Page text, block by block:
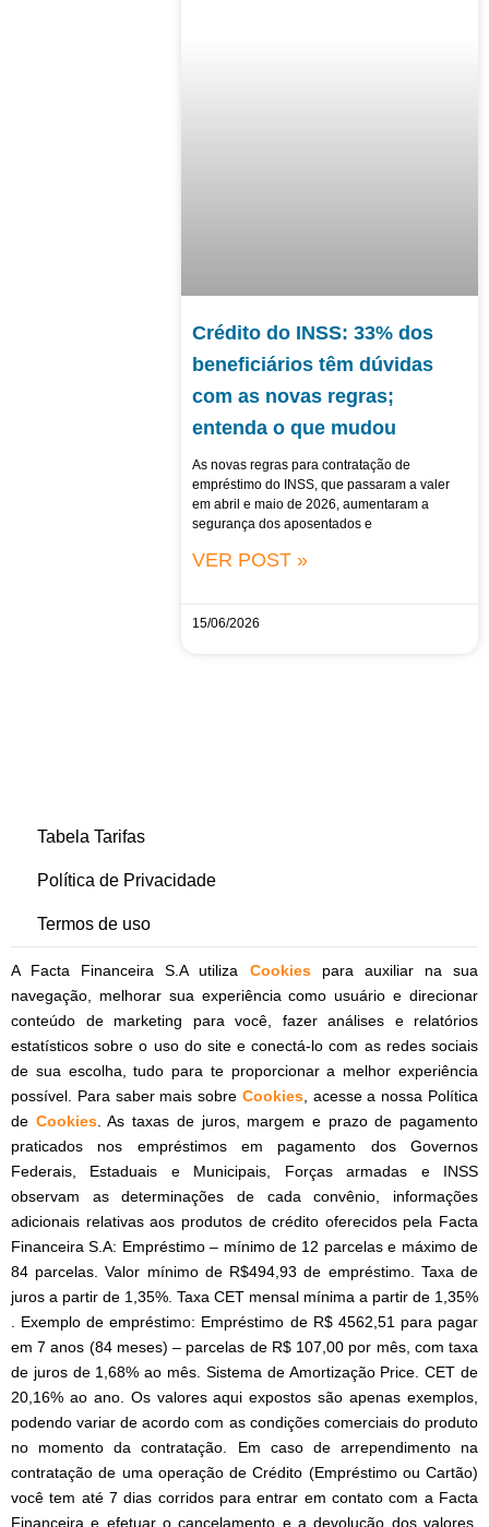
Crédito do INSS: 33% dos
beneficiários têm dúvidas
com as novas regras;
entenda o que mudou
As novas regras para contratação de
empréstimo do INSS, que passaram a valer
em abril e maio de 2026, aumentaram a
segurança dos aposentados e
VER POST »
15/06/2026
Tabela Tarifas
Política de Privacidade
Termos de uso
A Facta Financeira S.A utiliza Cookies
para auxiliar na sua
navegação, melhorar sua experiência como usuário e direcionar
conteúdo de marketing para você, fazer análises e relatórios
estatísticos sobre o uso do site e conectá-lo com as redes sociais
de sua escolha, tudo para te proporcionar a melhor experiência
possível. Para saber mais sobre Cookies, acesse a nossa Política
de Cookies. As taxas de juros, margem e prazo de pagamento
praticados nos empréstimos em pagamento dos Governos
Federais, Estaduais e Municipais, Forças armadas e INSS
observam as determinações de cada convênio, informações
adicionais relativas aos produtos de crédito oferecidos pela Facta
Financeira S.A: Empréstimo – mínimo de 12 parcelas e máximo de
84 parcelas. Valor mínimo de R$494,93 de empréstimo. Taxa de
juros a partir de 1,35%. Taxa CET mensal mínima a partir de 1,35%
. Exemplo de empréstimo: Empréstimo de R$ 4562,51 para pagar
em 7 anos (84 meses) – parcelas de R$ 107,00 por mês, com taxa
de juros de 1,68% ao mês. Sistema de Amortização Price. CET de
20,16% ao ano. Os valores aqui expostos são apenas exemplos,
podendo variar de acordo com as condições comerciais do produto
no momento da contratação. Em caso de arrependimento na
contratação de uma operação de Crédito (Empréstimo ou Cartão)
você tem até 7 dias corridos para entrar em contato com a Facta
Financeira e efetuar o cancelamento e a devolução dos valores,